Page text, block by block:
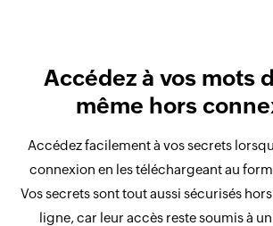
Accédez à vos mots
même hors
Accédez facilement à vos secrets
connexion en les téléchargeant au
Vos secrets sont tout aussi sécurisés
ligne, car leur accès reste soumis à